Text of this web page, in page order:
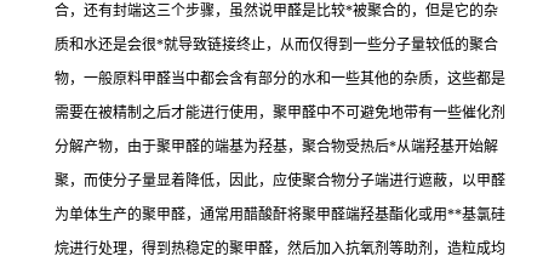
合，还有封端这三个步骤，虽然说甲醛是比较*被聚合的，但是它的杂
质和水还是会很*就导致链接终止，从而仅得到一些分子量较低的聚合
物，一般原料甲醛当中都会含有部分的水和一些其他的杂质，这些都是
需要在被精制之后才能进行使用，聚甲醛中不可避免地带有一些催化剂
分解产物，由于聚甲醛的端基为羟基，聚合物受热后*从端羟基开始解
聚，而使分子量显着降低，因此，应使聚合物分子端进行遮蔽，以甲醛
为单体生产的聚甲醛，通常用醋酸酐将聚甲醛端羟基酯化或用**基氯硅
烷进行处理，得到热稳定的聚甲醛，然后加入抗氧剂等助剂，造粒成均